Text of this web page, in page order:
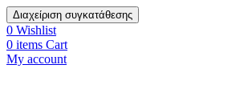
Διαχείριση συγκατάθεσης
0 Wishlist
0 items Cart
My account